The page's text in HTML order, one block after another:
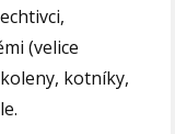
(velice
kotníky,